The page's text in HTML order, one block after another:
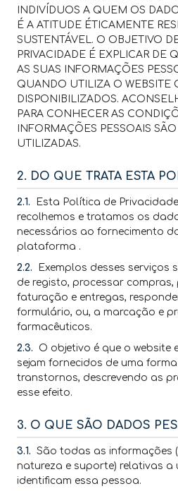
INDIVÍDUOS A QUEM OS
É A ATITUDE ÉTICAMENTE
SUSTENTÁVEL. O OBJETIVO
PRIVACIDADE É EXPLICAR DE
AS SUAS INFORMAÇÕES
QUANDO UTILIZA O WEBSITE
DISPONIBILIZADOS.
PARA CONHECER AS
INFORMAÇÕES PESSOAIS
UTILIZADAS.
2. DO QUE TRATA ESTA
2.1.
Esta Política de
recolhemos e tratamos os
necessários ao fornecimento
plataforma .
2.2.
Exemplos desses serviços
de registo, processar compras,
faturação e entregas,
formulário, ou, a marcação e
farmacêuticos.
2.3.
O objetivo é que o website
sejam fornecidos de uma
transtornos, descrevendo as
esse efeito.
3. O QUE SÃO DADOS
3.1. São todas as informações
natureza e suporte) relativas a
identificam essa pessoa.